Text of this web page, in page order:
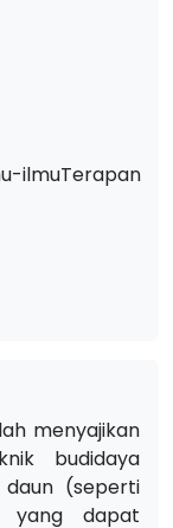
ilmuTerapan
menyajikan
budidaya
(seperti
yang dapat